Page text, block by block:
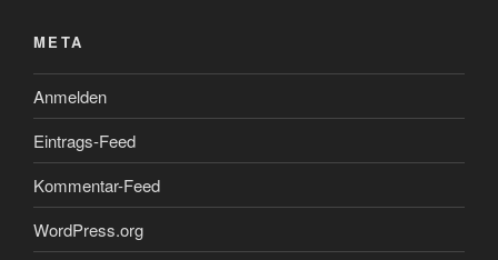
META
Anmelden
Eintrags-Feed
Kommentar-Feed
WordPress.org